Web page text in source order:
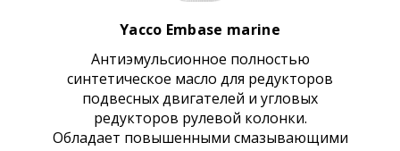
Yacco Embase marine
Антиэмульсионное полностью
синтетическое масло для редукторов
подвесных двигателей и угловых
редукторов рулевой колонки.
Обладает повышенными смазывающими